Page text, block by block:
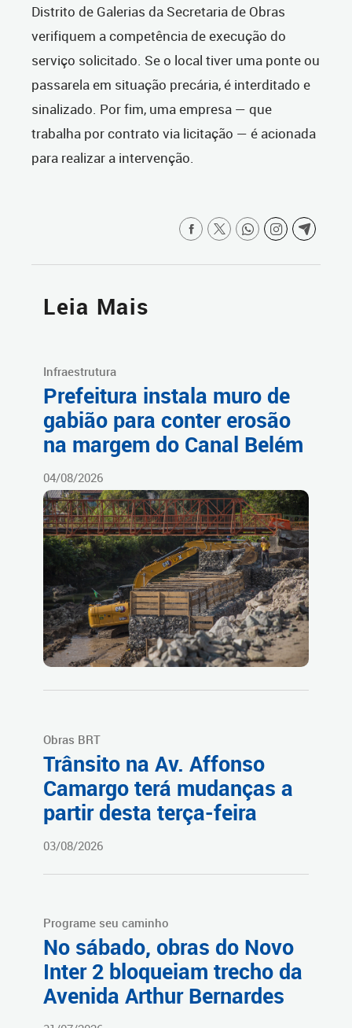
Distrito de Galerias da Secretaria de Obras
verifiquem a competência de execução do
serviço solicitado. Se o local tiver uma ponte ou
passarela em situação precária, é interditado e
sinalizado. Por fim, uma empresa — que
trabalha por contrato via licitação — é acionada
para realizar a intervenção.
Leia Mais
Infraestrutura
Prefeitura instala muro de
gabião para conter erosão
na margem do Canal Belém
04/08/2026
Obras BRT
Trânsito na Av. Affonso
Camargo terá mudanças a
partir desta terça-feira
03/08/2026
Programe seu caminho
No sábado, obras do Novo
Inter 2 bloqueiam trecho da
Avenida Arthur Bernardes